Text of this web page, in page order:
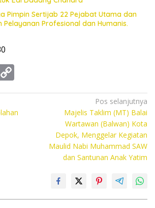
Pimpin Sertijab 22 Pejabat Utama dan
Pelayanan Profesional dan Humanis.
at
o
y
Pos selanjutnya
Majelis Taklim (MT) Balai
Wartawan (Balwan) Kota
Depok, Menggelar Kegiatan
Maulid Nabi Muhammad SAW
dan Santunan Anak Yatim